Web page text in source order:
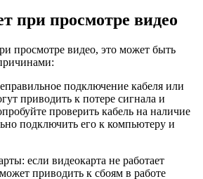
при просмотре видео
просмотре видео, это может быть
подключение кабеля или
приводить к потере сигнала и
проверить кабель на наличие
подключить его к компьютеру и
если видеокарта не работает
приводить к сбоям в работе